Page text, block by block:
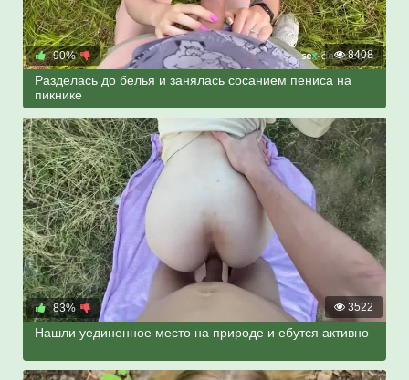
8408
90%
Разделась до белья и занялась сосанием пениса на
пикнике
3522
83%
Нашли уединенное место на природе и ебутся активно